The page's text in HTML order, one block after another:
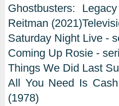
Ghostbusters:
Reitman
Saturday Night Live -
Coming Up Rosie -
Things We Did Last
All You Need Is
(1978)